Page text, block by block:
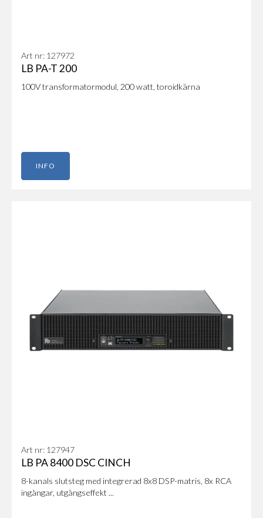
Art nr: 127972
LB PA-T 200
100V transformatormodul, 200 watt, toroidkärna
INFO
Art nr: 127947
LB PA 8400 DSC CINCH
8-kanals slutsteg med integrerad 8x8 DSP-matris, 8x RCA
ingångar, utgångseffekt ...